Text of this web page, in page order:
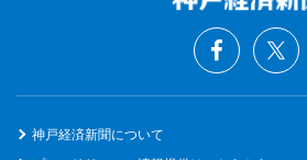
神戸経済新聞について